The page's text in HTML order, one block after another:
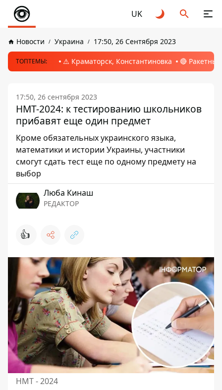
UK
Новости Украина 17:50, 26 Сентября 2023
ТОПТЕМЫ: ⚠️ Краматорск, Константиновка 🔴
17:50, 26 сентября 2023
НМТ-2024: к тестированию школьников
прибавят еще один предмет
Кроме обязательных украинского языка,
математики и истории Украины, участники
смогут сдать тест еще по одному предмету на
выбор
Люба Кинаш
РЕДАКТОР
👍
НМТ - 2024